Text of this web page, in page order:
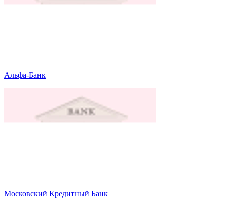
Альфа-Банк
Московский Кредитный Банк